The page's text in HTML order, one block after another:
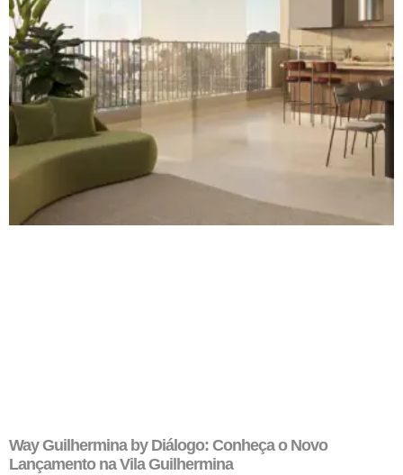
Way Guilhermina by Diálogo: Conheça o Novo
Lançamento na Vila Guilhermina